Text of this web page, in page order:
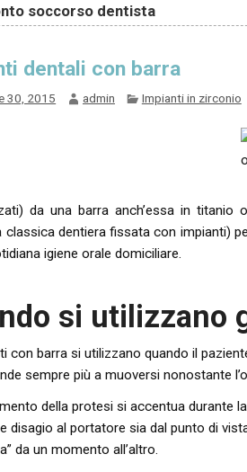
soccorso dentista
dentali con barra
30, 2015 admin Impianti in zirconio
da una barra anch’essa in
classica dentiera fissata con impianti)
igiene orale domiciliare.
si utilizzano
con barra si utilizzano quando il
sempre più a muoversi nonostante
della protesi si accentua durante
disagio al portatore sia dal punto di
da un momento all’altro.